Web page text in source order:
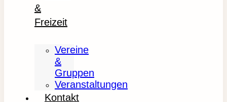
&
Freizeit
Vereine
&
Gruppen
Veranstaltungen
Kontakt